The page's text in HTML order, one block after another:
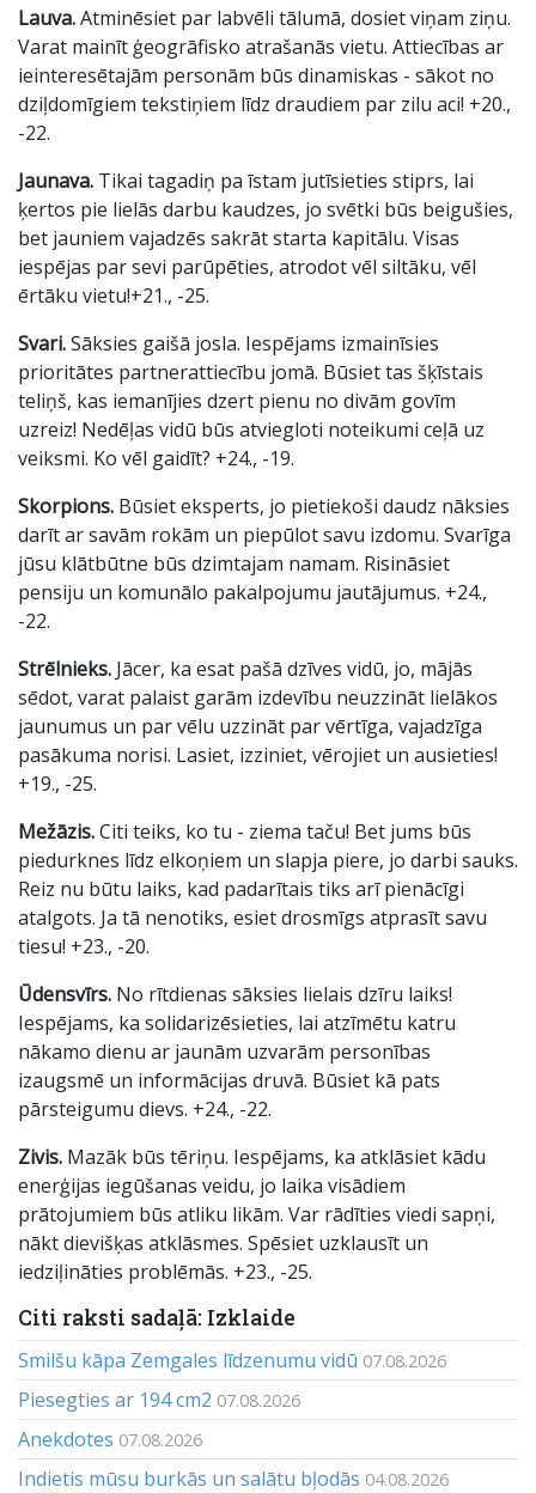
Lauva.Atminēsiet par labvēli tālumā, dosiet viņam ziņu.
Varat mainīt ģeogrāfisko atrašanās vietu. Attiecības ar
ieinteresētajām personām būs dinamiskas - sākot no
dziļdomīgiem tekstiņiem līdz draudiem par zilu aci! +20.,
-22.
Jaunava. Tikai tagadiņ pa īstam jutīsieties stiprs, lai
ķertos pie lielās darbu kaudzes, jo svētki būs beigušies,
bet jauniem vajadzēs sakrāt starta kapitālu. Visas
iespējas par sevi parūpēties, atrodot vēl siltāku, vēl
ērtāku vietu!+21., -25.
Svari.Sāksies gaišā josla. Iespējams izmainīsies
prioritātes partnerattiecību jomā. Būsiet tas šķīstais
teliņš, kas iemanījies dzert pienu no divām govīm
uzreiz! Nedēļas vidū būs atviegloti noteikumi ceļā uz
veiksmi. Ko vēl gaidīt? +24., -19.
Skorpions. Būsiet eksperts, jo pietiekoši daudz nāksies
darīt ar savām rokām un piepūlot savu izdomu. Svarīga
jūsu klātbūtne būs dzimtajam namam. Risināsiet
pensiju un komunālo pakalpojumu jautājumus. +24.,
-22.
Strēlnieks. Jācer, ka esat pašā dzīves vidū, jo, mājās
sēdot, varat palaist garām izdevību neuzzināt lielākos
jaunumus un par vēlu uzzināt par vērtīga, vajadzīga
pasākuma norisi. Lasiet, izziniet, vērojiet un ausieties!
+19., -25.
Mežāzis.Citi teiks, ko tu - ziema taču! Bet jums būs
piedurknes līdz elkoņiem un slapja piere, jo darbi sauks.
Reiz nu būtu laiks, kad padarītais tiks arī pienācīgi
atalgots. Ja tā nenotiks, esiet drosmīgs atprasīt savu
tiesu! +23., -20.
Ūdensvīrs. No rītdienas sāksies lielais dzīru laiks!
Iespējams, ka solidarizēsieties, lai atzīmētu katru
nākamo dienu ar jaunām uzvarām personības
izaugsmē un informācijas druvā. Būsiet kā pats
pārsteigumu dievs. +24., -22.
Zivis. Mazāk būs tēriņu. Iespējams, ka atklāsiet kādu
enerģijas iegūšanas veidu, jo laika visādiem
prātojumiem būs atliku likām. Var rādīties viedi sapņi,
nākt dievišķas atklāsmes. Spēsiet uzklausīt un
iedziļināties problēmās. +23., -25.
Citi raksti sadaļā: Izklaide
Smilšu kāpa Zemgales līdzenumu vidū 07.08.2026
Piesegties ar 194 cm2 07.08.2026
Anekdotes 07.08.2026
Indietis mūsu burkās un salātu bļodās 04.08.2026